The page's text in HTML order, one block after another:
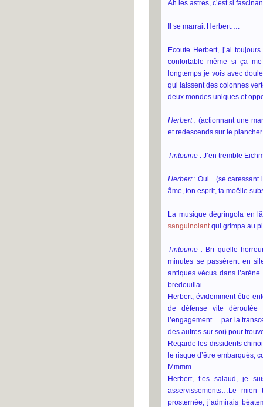
Ah les astres, c’est si
Il se marrait Herbert….
Ecoute Herbert, j’ai
confortable même si ça
longtemps je vois avec
qui laissent des colonnes
deux mondes uniques et
Herbert : (actionnant une
et redescends sur le
Tintouine : J’en tremble
Herbert : Oui…(se caressant
âme, ton esprit, ta moëlle
La musique dégringola en
sanguinolant qui grimpa au
Tintouine : Brr quelle
minutes se passèrent en
antiques vécus dans
bredouillai…
Herbert, évidemment être
de défense vite
l’engagement …par la
des autres sur soi) pour
Regarde les dissidents
le risque d’être embarqués,
Mmmm
Herbert, t’es salaud, je
asservissements…Le
prosternée, j’admirais